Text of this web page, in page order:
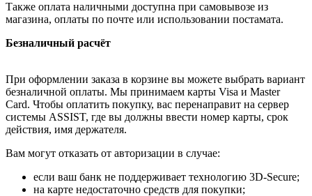
Также оплата наличными доступна при самовывозе из
магазина, оплаты по почте или использовании постамата.
Безналичный расчёт
При оформлении заказа в корзине вы можете выбрать вариант
безналичной оплаты. Мы принимаем карты Visa и Master
Card. Чтобы оплатить покупку, вас перенаправит на сервер
системы ASSIST, где вы должны ввести номер карты, срок
действия, имя держателя.
Вам могут отказать от авторизации в случае:
если ваш банк не поддерживает технологию 3D-Secure;
на карте недостаточно средств для покупки;